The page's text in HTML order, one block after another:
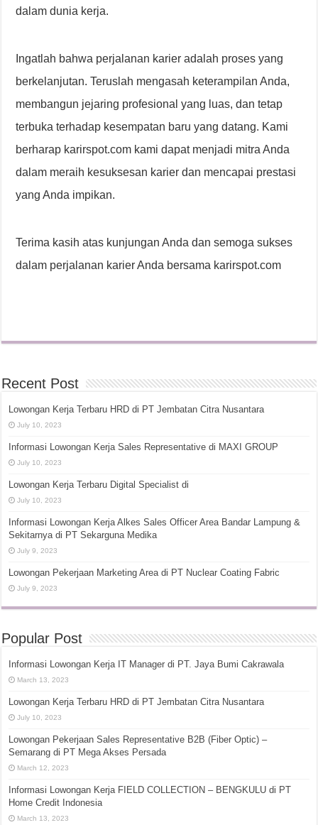
dalam dunia kerja.
Ingatlah bahwa perjalanan karier adalah proses yang
berkelanjutan. Teruslah mengasah keterampilan Anda,
membangun jejaring profesional yang luas, dan tetap
terbuka terhadap kesempatan baru yang datang. Kami
berharap karirspot.com kami dapat menjadi mitra Anda
dalam meraih kesuksesan karier dan mencapai prestasi
yang Anda impikan.
Terima kasih atas kunjungan Anda dan semoga sukses
dalam perjalanan karier Anda bersama karirspot.com
Recent Post
Lowongan Kerja Terbaru HRD di PT Jembatan Citra Nusantara
July 10, 2023
Informasi Lowongan Kerja Sales Representative di MAXI GROUP
July 10, 2023
Lowongan Kerja Terbaru Digital Specialist di
July 10, 2023
Informasi Lowongan Kerja Alkes Sales Officer Area Bandar Lampung &
Sekitarnya di PT Sekarguna Medika
July 9, 2023
Lowongan Pekerjaan Marketing Area di PT Nuclear Coating Fabric
July 9, 2023
Popular Post
Informasi Lowongan Kerja IT Manager di PT. Jaya Bumi Cakrawala
March 13, 2023
Lowongan Kerja Terbaru HRD di PT Jembatan Citra Nusantara
July 10, 2023
Lowongan Pekerjaan Sales Representative B2B (Fiber Optic) –
Semarang di PT Mega Akses Persada
March 12, 2023
Informasi Lowongan Kerja FIELD COLLECTION – BENGKULU di PT
Home Credit Indonesia
March 13, 2023